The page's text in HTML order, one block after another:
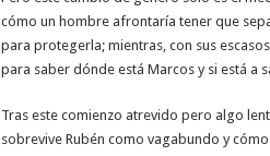
cómo un hombre afrontaría tener que
para protegerla; mientras, con sus
para saber dónde está Marcos y si está a
Tras este comienzo atrevido pero algo
sobrevive Rubén como vagabundo y